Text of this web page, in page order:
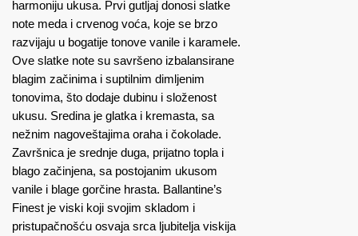
harmoniju ukusa. Prvi gutljaj donosi slatke
note meda i crvenog voća, koje se brzo
razvijaju u bogatije tonove vanile i karamele.
Ove slatke note su savršeno izbalansirane
blagim začinima i suptilnim dimljenim
tonovima, što dodaje dubinu i složenost
ukusu. Sredina je glatka i kremasta, sa
nežnim nagoveštajima oraha i čokolade.
Završnica je srednje duga, prijatno topla i
blago začinjena, sa postojanim ukusom
vanile i blage gorčine hrasta. Ballantine’s
Finest je viski koji svojim skladom i
pristupačnošću osvaja srca ljubitelja viskija